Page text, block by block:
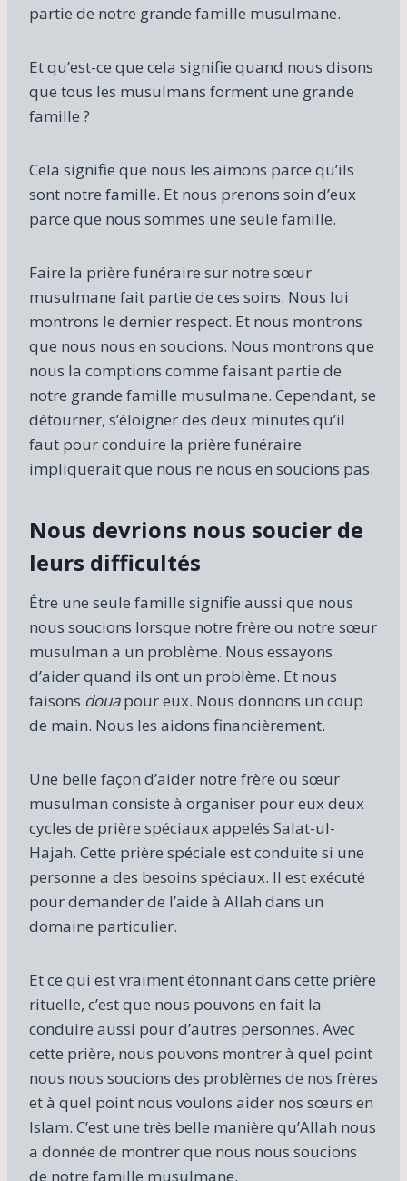
partie de notre grande famille musulmane.
Et qu’est-ce que cela signifie quand nous disons
que tous les musulmans forment une grande
famille ?
Cela signifie que nous les aimons parce qu’ils
sont notre famille. Et nous prenons soin d’eux
parce que nous sommes une seule famille.
Faire la prière funéraire sur notre sœur
musulmane fait partie de ces soins. Nous lui
montrons le dernier respect. Et nous montrons
que nous nous en soucions. Nous montrons que
nous la comptions comme faisant partie de
notre grande famille musulmane. Cependant, se
détourner, s’éloigner des deux minutes qu’il
faut pour conduire la prière funéraire
impliquerait que nous ne nous en soucions pas.
Nous devrions nous soucier de
leurs difficultés
Être une seule famille signifie aussi que nous
nous soucions lorsque notre frère ou notre sœur
musulman a un problème. Nous essayons
d’aider quand ils ont un problème. Et nous
faisons douapour eux. Nous donnons un coup
de main. Nous les aidons financièrement.
Une belle façon d’aider notre frère ou sœur
musulman consiste à organiser pour eux deux
cycles de prière spéciaux appelés Salat-ul-
Hajah. Cette prière spéciale est conduite si une
personne a des besoins spéciaux. Il est exécuté
pour demander de l’aide à Allah dans un
domaine particulier.
Et ce qui est vraiment étonnant dans cette prière
rituelle, c’est que nous pouvons en fait la
conduire aussi pour d’autres personnes. Avec
cette prière, nous pouvons montrer à quel point
nous nous soucions des problèmes de nos frères
et à quel point nous voulons aider nos sœurs en
Islam. C’est une très belle manière qu’Allah nous
a donnée de montrer que nous nous soucions
de notre famille musulmane.